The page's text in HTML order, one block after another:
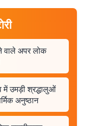
वाले अपर लोक
में उमड़ी श्रद्धालुओं
अनुष्ठान